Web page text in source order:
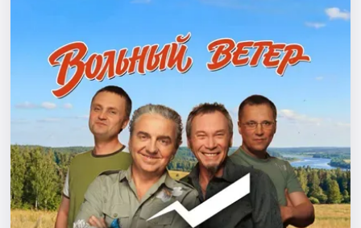
Спорт
События
Города
Площадки